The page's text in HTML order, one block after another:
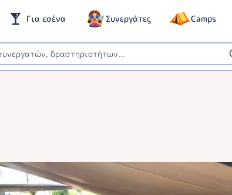
Για εσένα Συνεργάτες Camps